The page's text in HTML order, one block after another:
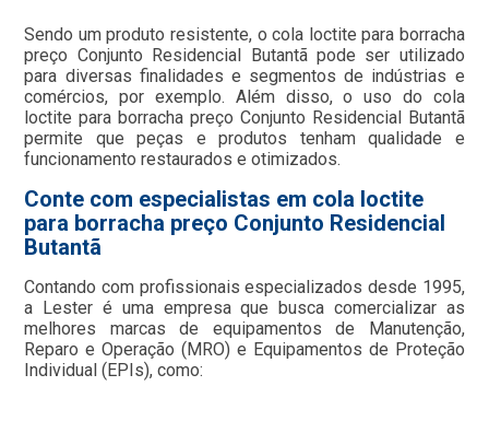
Sendo um produto resistente, o cola loctite para borracha
preço Conjunto Residencial Butantã pode ser utilizado
para diversas finalidades e segmentos de indústrias e
comércios, por exemplo. Além disso, o uso do cola
loctite para borracha preço Conjunto Residencial Butantã
permite que peças e produtos tenham qualidade e
funcionamento restaurados e otimizados.
Conte com especialistas em cola loctite
para borracha preço Conjunto Residencial
Butantã
Contando com profissionais especializados desde 1995,
a Lester é uma empresa que busca comercializar as
melhores marcas de equipamentos de Manutenção,
Reparo e Operação (MRO) e Equipamentos de Proteção
Individual (EPIs), como: